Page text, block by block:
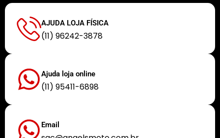
AJUDA LOJA FÍSICA
(11) 96242-3878
Ajuda loja online
(11) 95411-6898
Email